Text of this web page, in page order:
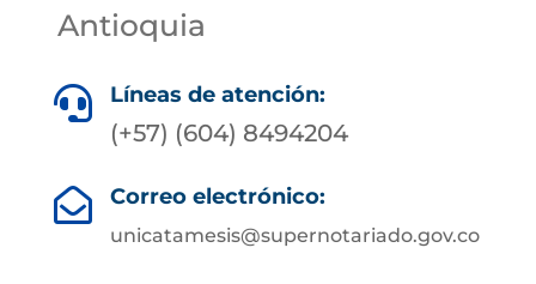
Antioquia
 Líneas de atención:
(+57) (604) 8494204
 Correo electrónico:
unicatamesis@supernotariado.gov.co